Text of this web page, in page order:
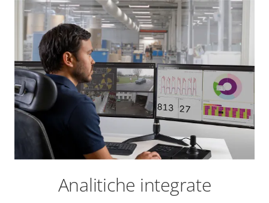
Analitiche integrate